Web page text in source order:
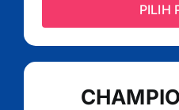
PILIH